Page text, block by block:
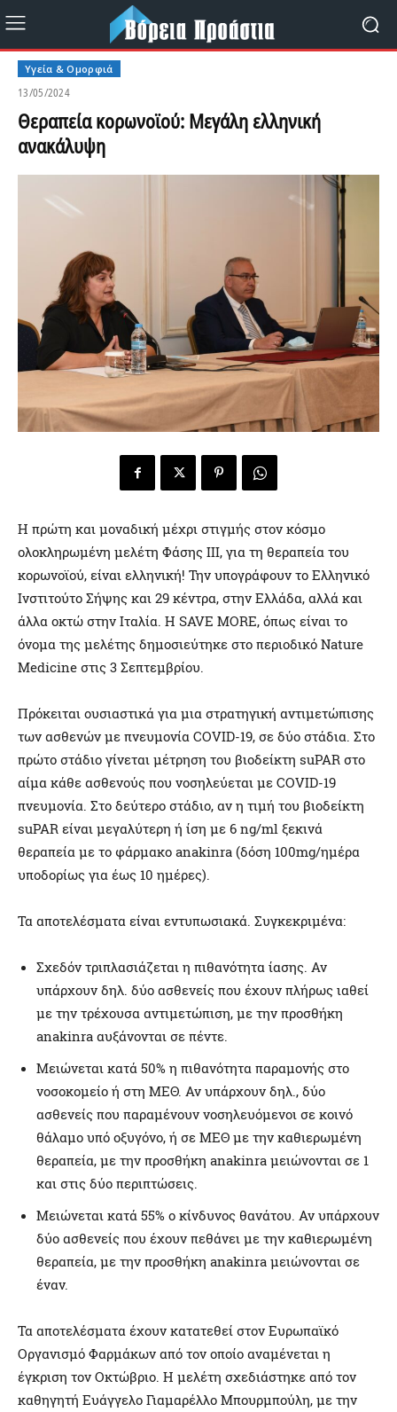
Υγεία & Ομορφιά
13/05/2024
Θεραπεία κορωνοϊού: Μεγάλη ελληνική
ανακάλυψη
Η πρώτη και μοναδική μέχρι στιγμής στον κόσμο
ολοκληρωμένη μελέτη Φάσης ΙΙΙ, για τη θεραπεία του
κορωνοϊού, είναι ελληνική! Την υπογράφουν το Ελληνικό
Ινστιτούτο Σήψης και 29 κέντρα, στην Ελλάδα, αλλά και
άλλα οκτώ στην Ιταλία. Η SAVE MORE, όπως είναι το
όνομα της μελέτης δημοσιεύτηκε στο περιοδικό Nature
Medicine στις 3 Σεπτεμβρίου.
Πρόκειται ουσιαστικά για μια στρατηγική αντιμετώπισης
των ασθενών με πνευμονία COVID-19, σε δύο στάδια. Στο
πρώτο στάδιο γίνεται μέτρηση του βιοδείκτη suPAR στο
αίμα κάθε ασθενούς που νοσηλεύεται με COVID-19
πνευμονία. Στο δεύτερο στάδιο, αν η τιμή του βιοδείκτη
suPAR είναι μεγαλύτερη ή ίση με 6 ng/ml ξεκινά
θεραπεία με το φάρμακο anakinra (δόση 100mg/ημέρα
υποδορίως για έως 10 ημέρες).
Τα αποτελέσματα είναι εντυπωσιακά. Συγκεκριμένα:
Σχεδόν τριπλασιάζεται η πιθανότητα ίασης. Αν
υπάρχουν δηλ. δύο ασθενείς που έχουν πλήρως ιαθεί
με την τρέχουσα αντιμετώπιση, με την προσθήκη
anakinra αυξάνονται σε πέντε.
Μειώνεται κατά 50% η πιθανότητα παραμονής στο
νοσοκομείο ή στη ΜΕΘ. Αν υπάρχουν δηλ., δύο
ασθενείς που παραμένουν νοσηλευόμενοι σε κοινό
θάλαμο υπό οξυγόνο, ή σε ΜΕΘ με την καθιερωμένη
θεραπεία, με την προσθήκη anakinra μειώνονται σε 1
και στις δύο περιπτώσεις.
Μειώνεται κατά 55% ο κίνδυνος θανάτου. Αν υπάρχουν
δύο ασθενείς που έχουν πεθάνει με την καθιερωμένη
θεραπεία, με την προσθήκη anakinra μειώνονται σε
έναν.
Τα αποτελέσματα έχουν κατατεθεί στον Ευρωπαϊκό
Οργανισμό Φαρμάκων από τον οποίο αναμένεται η
έγκριση τον Οκτώβριο. Η μελέτη σχεδιάστηκε από τον
καθηγητή Ευάγγελο Γιαμαρέλλο Μπουρμπούλη, με την